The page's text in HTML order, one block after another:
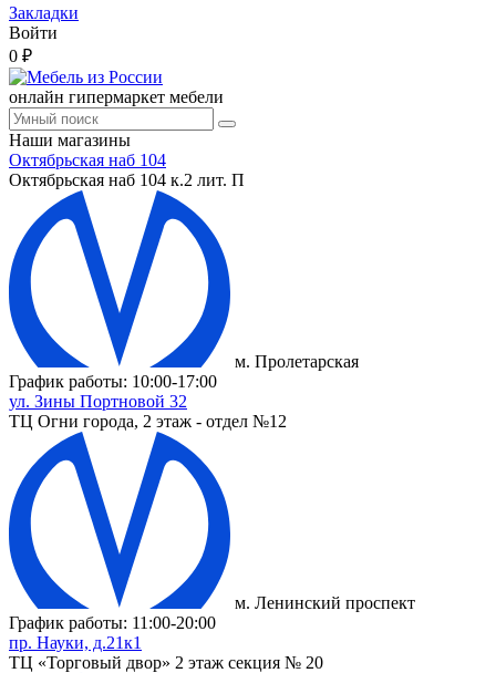
Закладки
Войти
0 ₽
онлайн гипермаркет мебели
Наши магазины
Октябрьская наб 104
Октябрьская наб 104 к.2 лит. П
м. Пролетарская
График работы: 10:00-17:00
ул. Зины Портновой 32
ТЦ Огни города, 2 этаж - отдел №12
м. Ленинский проспект
График работы: 11:00-20:00
пр. Науки, д.21к1
ТЦ «Торговый двор» 2 этаж секция № 20